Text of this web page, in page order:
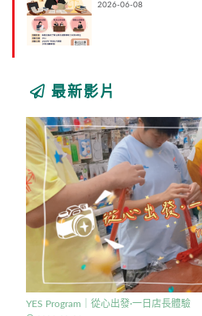
2026-06-08
最新影片
YES Program｜從心出發·一日店長體驗